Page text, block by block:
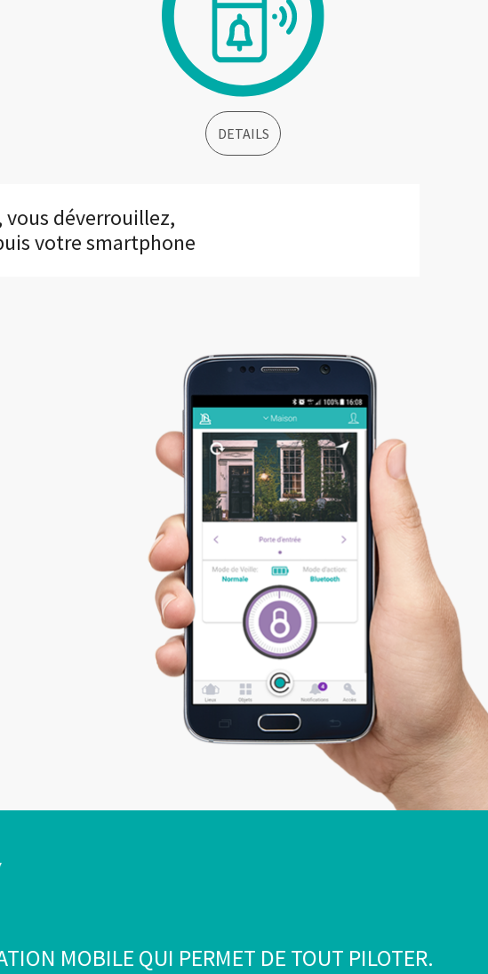
DETAILS
déverrouillez,
votre smartphone
MOBILE QUI PERMET DE TOUT PILOTER.